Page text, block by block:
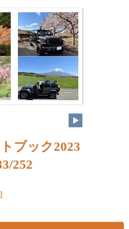
ブック2023
252